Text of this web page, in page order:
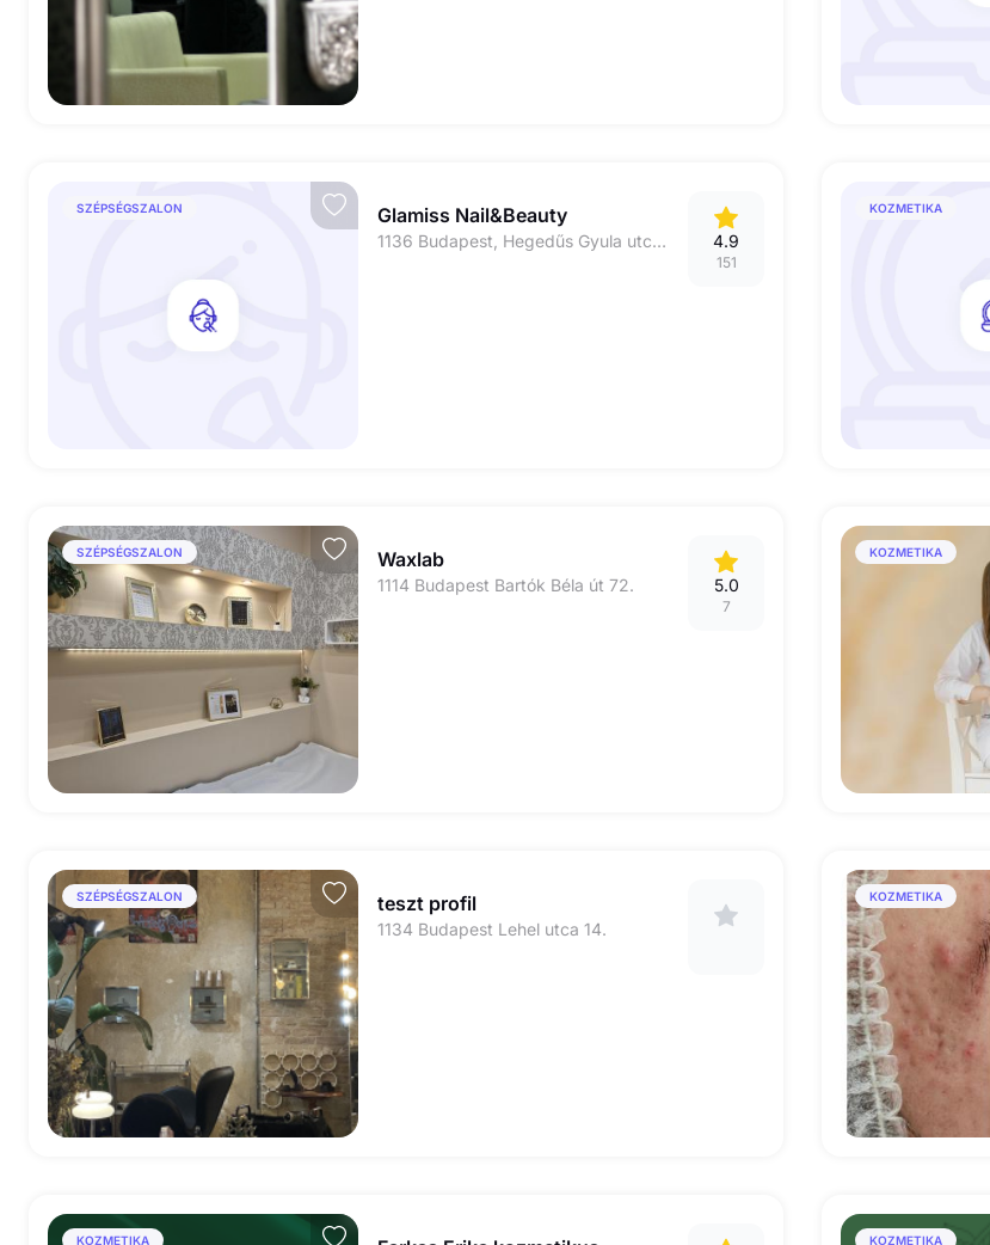
SZÉPSÉGSZALON Glamiss Nail&Beauty
1136 Budapest, Hegedűs Gyula utca 12. 4.9
151
KOZMETIKA
SZÉPSÉGSZALON Waxlab
1114 Budapest Bartók Béla út 72. 5.0
7
KOZMETIKA
SZÉPSÉGSZALON teszt profil
1134 Budapest Lehel utca 14.
KOZMETIKA
KOZMETIKA KOZMETIKA